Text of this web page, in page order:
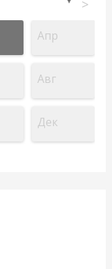
>
Апр
Авг
Дек